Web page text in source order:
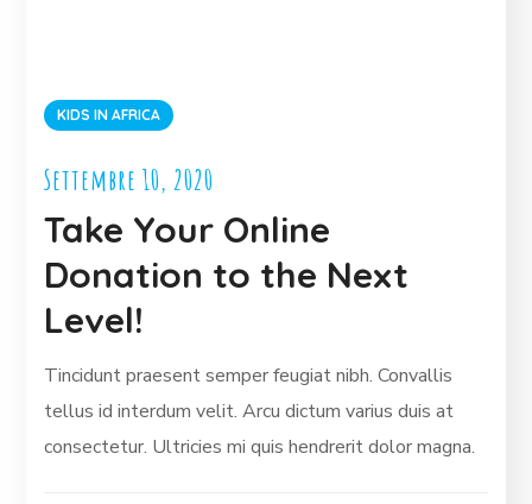
KIDS IN AFRICA
Settembre 10, 2020
Take Your Online
Donation to the Next
Level!
Tincidunt praesent semper feugiat nibh. Convallis
tellus id interdum velit. Arcu dictum varius duis at
consectetur. Ultricies mi quis hendrerit dolor magna.